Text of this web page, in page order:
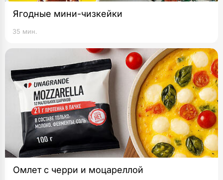
Ягодные мини-чизкейки
35 мин.
Омлет с черри и моцареллой